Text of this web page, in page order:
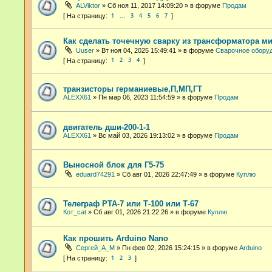
ALViktor » Сб ноя 11, 2017 14:09:20 » в форуме Продам
1 … 3 4 5 6 7
Как сделать точечную сварку из трансформатора
Uuser » Вт ноя 04, 2025 15:49:41 » в форуме Сварочное
1 2 3 4
транзисторы германиевые,П,МП,ГТ
ALEXX61 » Пн мар 06, 2023 11:54:59 » в форуме Продам
двигатель дши-200-1-1
ALEXX61 » Вс май 03, 2026 19:13:02 » в форуме Продам
Выносной блок для Г5-75
eduard74291 » Сб авг 01, 2026 22:47:49 » в форуме Куплю
Телеграф РТА-7 или Т-100 или Т-67
Кот_cat » Сб авг 01, 2026 21:22:26 » в форуме Куплю
Как прошить Arduino Nano
Сергей_А_М » Пн фев 02, 2026 15:24:15 » в форуме Arduino
1 2 3